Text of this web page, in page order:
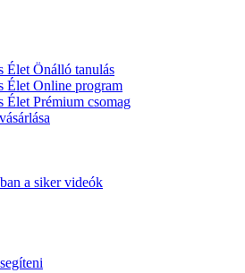
Élet Önálló tanulás
Élet Online program
Élet Prémium csomag
a siker videók